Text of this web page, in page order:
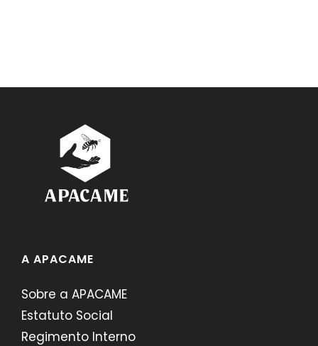
A APACAME
Sobre a APACAME
Estatuto Social
Regimento Interno